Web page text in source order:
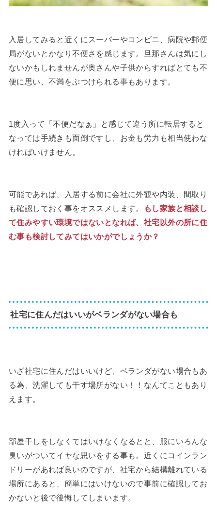
入居してみると近くにスーパーやコンビニ、病院や郵便
局がないとかなり不便さを感じます。旦那さんは気にし
ないかもしれませんが奥さんや子供からすればとても不
便に思い、不満をぶつけられる事もあります。
1度入って「不便だなぁ」と感じて違う所に転居すると
なっては手続きも面倒ですし、お金も労力も相当使わな
ければいけません。
可能であれば、入居する前に会社に外観や内装、間取り
も確認しておく事をオススメします。
もし家族と相談し
て住みやすい環境ではないとなれば、社宅以外の所に住
む事も検討してみてはいかがでしょうか？
社宅に住んだはいいがベランダがない場合も
いざ社宅に住んだはいいけど、ベランダがない場合もあ
る為、洗濯しても干す場所がない！！なんてこともあり
えます。
部屋干しをしなくてはいけなくなるとと、服にいろんな
臭いがついてイヤな思いをする事も。近くにコインラン
ドリーがあれば良いのですが、社宅から結構離れている
場所にあると、簡単にはいけないので事前に確認してお
かないと後で後悔してしまいます。